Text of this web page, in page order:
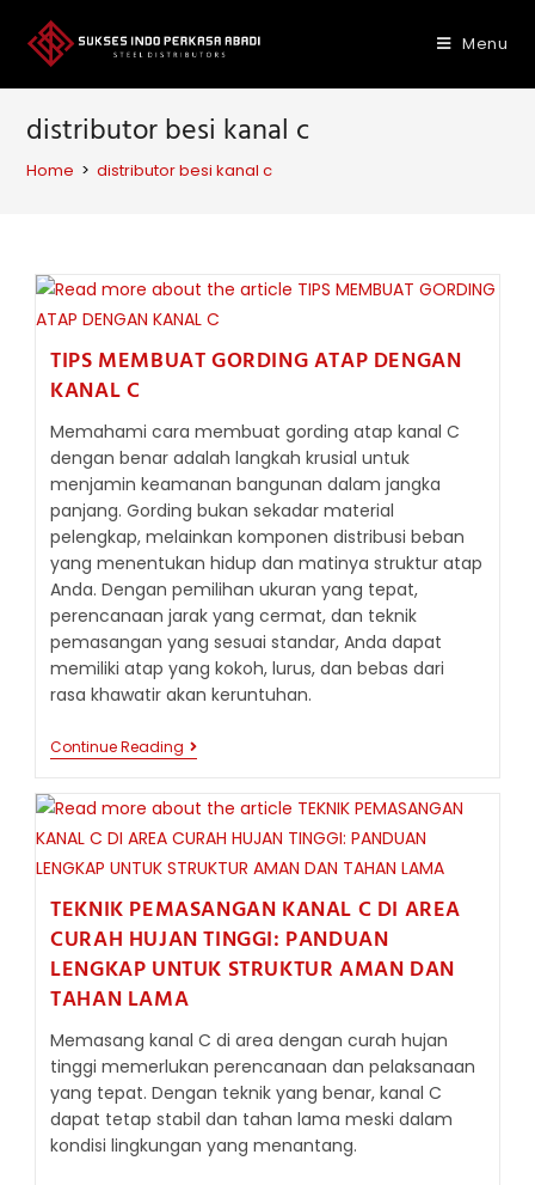
content
Menu
distributor besi kanal c
Home > distributor besi kanal c
TIPS MEMBUAT GORDING ATAP DENGAN
KANAL C
Memahami cara membuat gording atap kanal C
dengan benar adalah langkah krusial untuk
menjamin keamanan bangunan dalam jangka
panjang. Gording bukan sekadar material
pelengkap, melainkan komponen distribusi beban
yang menentukan hidup dan matinya struktur atap
Anda. Dengan pemilihan ukuran yang tepat,
perencanaan jarak yang cermat, dan teknik
pemasangan yang sesuai standar, Anda dapat
memiliki atap yang kokoh, lurus, dan bebas dari
rasa khawatir akan keruntuhan.
Continue Reading TIPS
MEMBUAT
ATAP
KANAL
C
TEKNIK PEMASANGAN KANAL C DI AREA
CURAH HUJAN TINGGI: PANDUAN
LENGKAP UNTUK STRUKTUR AMAN DAN
TAHAN LAMA
Memasang kanal C di area dengan curah hujan
tinggi memerlukan perencanaan dan pelaksanaan
yang tepat. Dengan teknik yang benar, kanal C
dapat tetap stabil dan tahan lama meski dalam
kondisi lingkungan yang menantang.